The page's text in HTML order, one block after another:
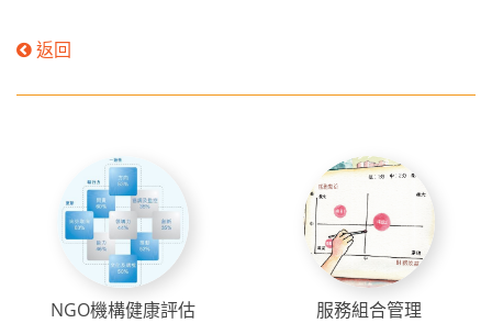
返回
NGO機構健康評估 服務組合管理